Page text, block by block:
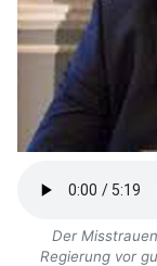
Der
Regierung vor